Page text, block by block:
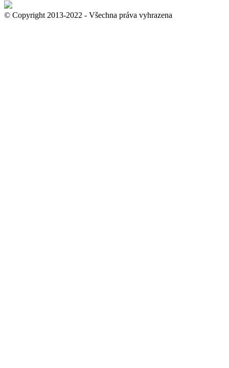
© Copyright 2013-2022 - Všechna práva vyhrazena